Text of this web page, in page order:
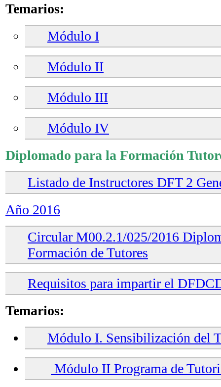
Temarios:
Módulo I
Módulo II
Módulo III
Módulo IV
Diplomado para la Formación
Listado de Instructores DFT 2
Año 2016
Circular M00.2.1/025/2016
Formación de Tutores
Requisitos para impartir el
Temarios:
Módulo I. Sensibilización del
Módulo II Programa de